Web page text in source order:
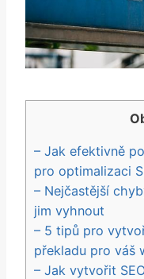
– Jak efektivně
pro optimalizaci
– Nejčastější
jim vyhnout
– 5 tipů pro
překladu pro váš
– Jak vytvořit